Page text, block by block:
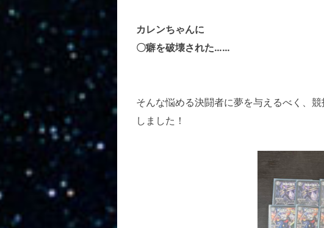
カレンちゃんに
〇癖を破壊された……
そんな悩める決闘者に夢を与えるべく、
しました！